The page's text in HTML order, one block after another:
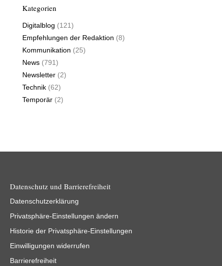
Kategorien
Digitalblog (121)
Empfehlungen der Redaktion (8)
Kommunikation (25)
News (791)
Newsletter (2)
Technik (62)
Temporär (2)
Datenschutz und Barrierefreiheit
Datenschutzerklärung
Privatsphäre-Einstellungen ändern
Historie der Privatsphäre-Einstellungen
Einwilligungen widerrufen
Barrierefreiheit